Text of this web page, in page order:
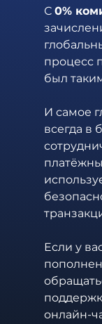
С 0%
процесс
был
И самое
всегда в
Если у
онлайн-